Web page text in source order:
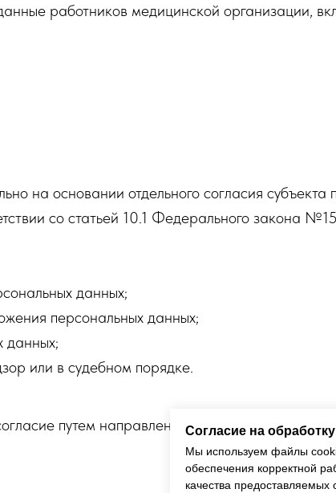
работников медицинской организации,
на основании отдельного согласия
со статьей 10.1 Федерального закона
данных;
персональных данных;
данных;
или в судебном порядке.
путем направления письменного
Согласие на
Мы используем файлы
обеспечения корректной
качества предоставляемых